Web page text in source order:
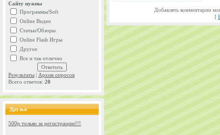
Сайту нужны
Программы/Soft
Online Видео
Статьи/Обзоры
Online Flash Игры
Другое
Все и так отлично
Результаты | Архив опросов
Всего ответов: 20
Друзья
500р только за регистрацию!!!
Добавлять комментарии
[